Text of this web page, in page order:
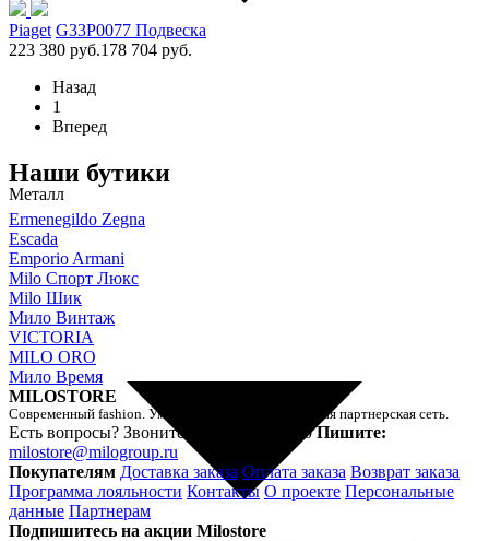
Металл
Piaget G33P0077 Подвеска
223 380 руб.178 704 руб.
Назад
1
Вперед
Наши бутики
Ermenegildo Zegna
Escada
Emporio Armani
Milo Спорт Люкс
Milo Шик
Мило Винтаж
VICTORIA
MILO ORO
Мило Время
MILOSTORE
Современный fashion. Умный шоппинг. Официальная партнерская сеть.
Есть вопросы? Звоните! 8-800-250-31-30 Пишите:
milostore@milogroup.ru
Покупателям Доставка заказа Оплата заказа Возврат заказа
Программа лояльности Контакты О проекте Персональные
данные Партнерам
Подпишитесь на акции Milostore